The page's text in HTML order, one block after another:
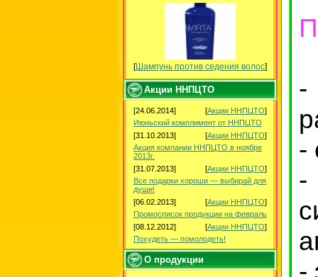
[Шампунь против седения волос]
Акции ННПЦТО
[24.06.2014] [Акции ННПЦТО]
Июньский комплимент от ННПЦТО
[31.10.2013]
[Акции ННПЦТО]
Акция компании ННПЦТО в ноябре
2013г.
[31.07.2013]
[Акции ННПЦТО]
Все подарки хороши — выбирай для
души!
[06.02.2013]
[Акции ННПЦТО]
Промосписок продукции на февраль
[08.12.2012]
[Акции ННПЦТО]
Похудеть — помолодеть!
О продукции
-
-
-